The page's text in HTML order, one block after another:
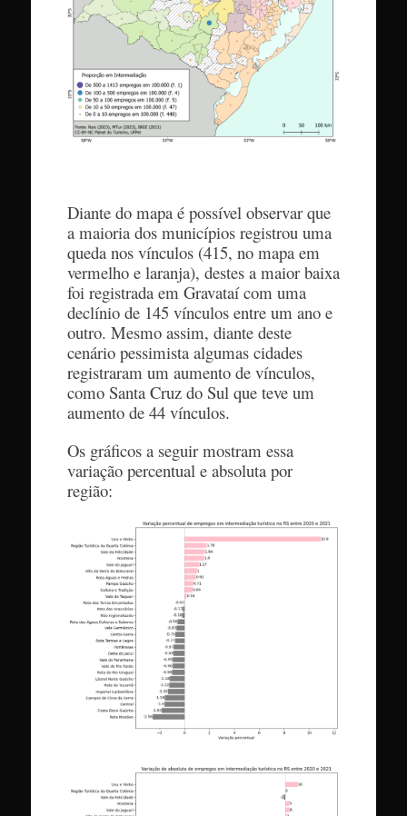
Diante do mapa é possível observar que
a maioria dos municípios registrou uma
queda nos vínculos (415, no mapa em
vermelho e laranja), destes a maior baixa
foi registrada em Gravataí com uma
declínio de 145 vínculos entre um ano e
outro. Mesmo assim, diante deste
cenário pessimista algumas cidades
registraram um aumento de vínculos,
como Santa Cruz do Sul que teve um
aumento de 44 vínculos.
Os gráficos a seguir mostram essa
variação percentual e absoluta por
região: